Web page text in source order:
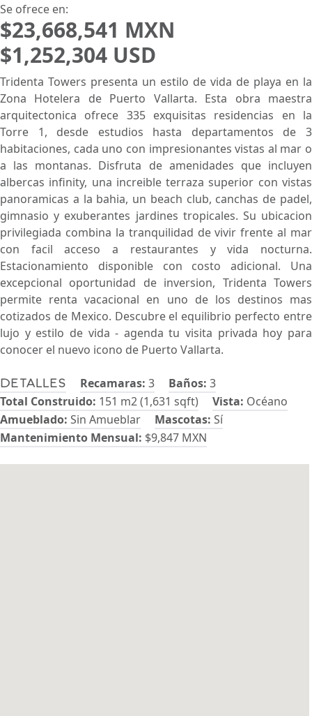
Se ofrece en:
$23,668,541 MXN
$1,252,304 USD
Detalles Recamaras: 3 Baños: 3
Total Construido: 151 m2 (1,631 sqft) Vista: Océano
Amueblado: Sin Amueblar Mascotas: Sí
Mantenimiento Mensual: $9,847 MXN
Tridenta Towers presenta un estilo de vida de playa en la
Zona Hotelera de Puerto Vallarta. Esta obra maestra
arquitectonica ofrece 335 exquisitas residencias en la
Torre 1, desde estudios hasta departamentos de 3
habitaciones, cada uno con impresionantes vistas al mar o
a las montanas. Disfruta de amenidades que incluyen
albercas infinity, una increible terraza superior con vistas
panoramicas a la bahia, un beach club, canchas de padel,
gimnasio y exuberantes jardines tropicales. Su ubicacion
privilegiada combina la tranquilidad de vivir frente al mar
con facil acceso a restaurantes y vida nocturna.
Estacionamiento disponible con costo adicional. Una
excepcional oportunidad de inversion, Tridenta Towers
permite renta vacacional en uno de los destinos mas
cotizados de Mexico. Descubre el equilibrio perfecto entre
lujo y estilo de vida - agenda tu visita privada hoy para
conocer el nuevo icono de Puerto Vallarta.